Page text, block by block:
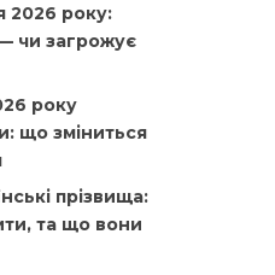
2026 року:
чи загрожує
року
що зміниться
прізвища:
та що вони